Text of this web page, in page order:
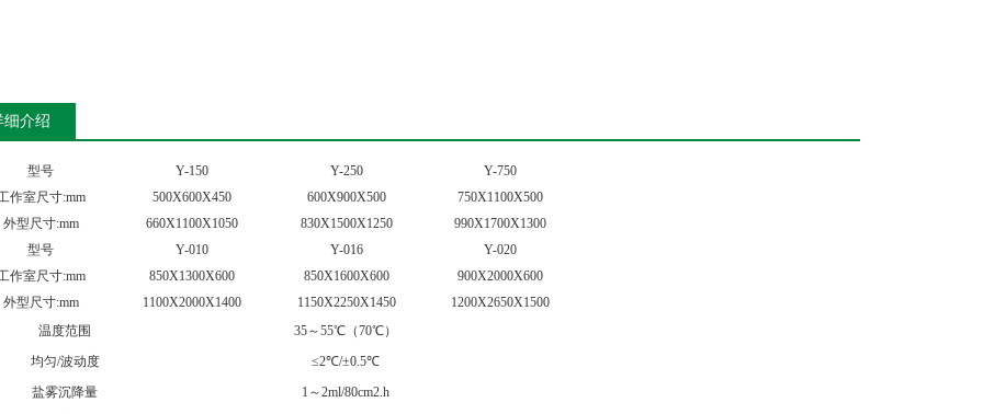
细介绍
型号 Y-150 Y-250
Y-750
作室尺寸:mm
500X600X450 600X900X500
750X1100X500
外型尺寸:mm
660X1100X1050 830X1500X1250
990X1700X1300
型号
Y-010 Y-016
Y-020
作室尺寸:mm
850X1300X600 850X1600X600
900X2000X600
外型尺寸:mm
1100X2000X1400 1150X2250X1450
1200X2650X1500
温度范围
35～55℃（70℃）
均匀/波动度
≤2℃/±0.5℃
盐雾沉降量
1～2ml/80cm2.h